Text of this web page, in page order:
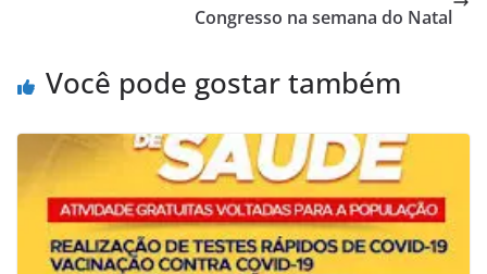
Congresso na semana do Natal
Você pode gostar também